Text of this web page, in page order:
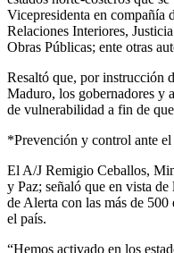
Vicepresidenta en
Relaciones Interiores,
Obras Públicas; ente otras
Resaltó que, por instrucción
Maduro, los gobernadores y
de vulnerabilidad a fin de
*Prevención y control ante
El A/J Remigio Ceballos,
y Paz; señaló que en vista
de Alerta con las más de
el país.
“Hemos activado en los